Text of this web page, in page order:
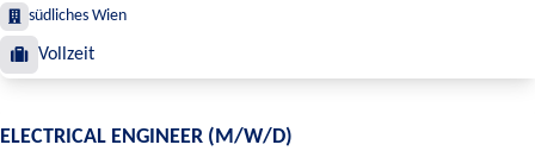
südliches Wien
Vollzeit
ELECTRICAL ENGINEER (M/W/D)